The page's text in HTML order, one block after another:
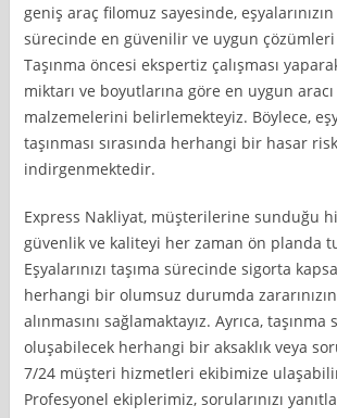
geniş araç filomuz sayesinde, eşyalarınızın
sürecinde en güvenilir ve uygun çözümleri
Taşınma öncesi ekspertiz çalışması
miktarı ve boyutlarına göre en uygun
malzemelerini belirlemekteyiz. Böylece,
taşınması sırasında herhangi bir hasar
indirgenmektedir.
Express Nakliyat, müşterilerine sunduğu
güvenlik ve kaliteyi her zaman ön planda
Eşyalarınızı taşıma sürecinde sigorta
herhangi bir olumsuz durumda
alınmasını sağlamaktayız. Ayrıca,
oluşabilecek herhangi bir aksaklık veya
7/24 müşteri hizmetleri ekibimize
Profesyonel ekiplerimiz, sorularınızı